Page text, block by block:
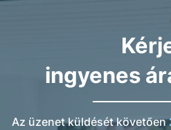
ingyenes
Az üzenet küldését követően